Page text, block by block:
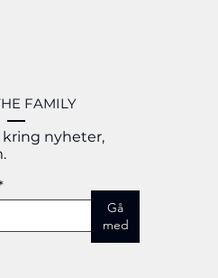
FAMILY
nyheter,
Gå
med